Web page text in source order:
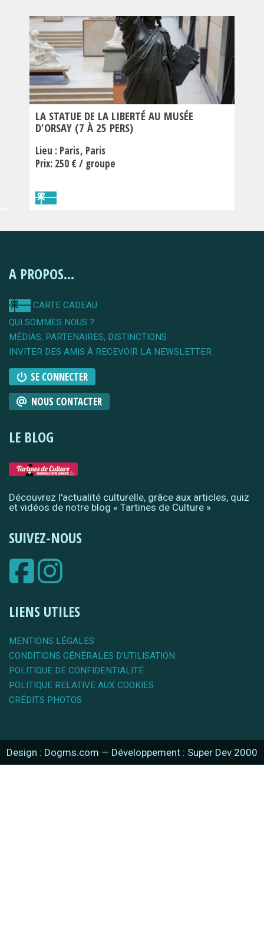
LA STATUE DE LA LIBERTÉ AU MUSÉE
D'ORSAY (7 À 25 PERS)
Lieu : Paris Paris
Prix: 250 € / groupe
A PROPOS...
CARTE CADEAU
QUI SOMMES NOUS ?
MÉDIAS, PARTENAIRES, DISTINCTIONS
INVITER DES AMIS À RECEVOIR LA NEWSLETTER
SE CONNECTER
NOUS CONTACTER
LE BLOG
Découvrez l'actualité culturelle, grâce aux articles, quiz
et vidéos de notre blog « Tartines de Culture »
SUIVEZ-NOUS
LIENS UTILES
MENTIONS LÉGALES
CONDITIONS GÉNÉRALES D'UTILISATION
POLITIQUE DE CONFIDENTIALITÉ
POLITIQUE RELATIVE AUX COOKIES
CRÉDITS PHOTOS
Design : Dogms.com — Développement : Super Dev 2000